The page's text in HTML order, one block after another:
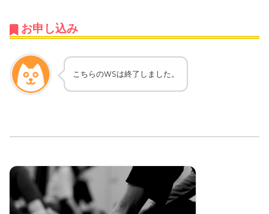
お申し込み
こちらのWSは終了しました。